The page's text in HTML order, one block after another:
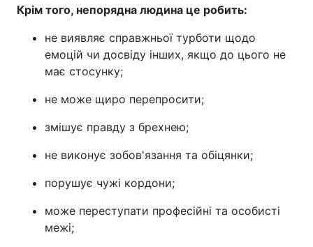
Крім того, непорядна людина це робить:
не виявляє справжньої турботи щодо
емоцій чи досвіду інших, якщо до цього не
має стосунку;
не може щиро перепросити;
змішує правду з брехнею;
не виконує зобов'язання та обіцянки;
порушує чужі кордони;
може переступати професійні та особисті
межі;